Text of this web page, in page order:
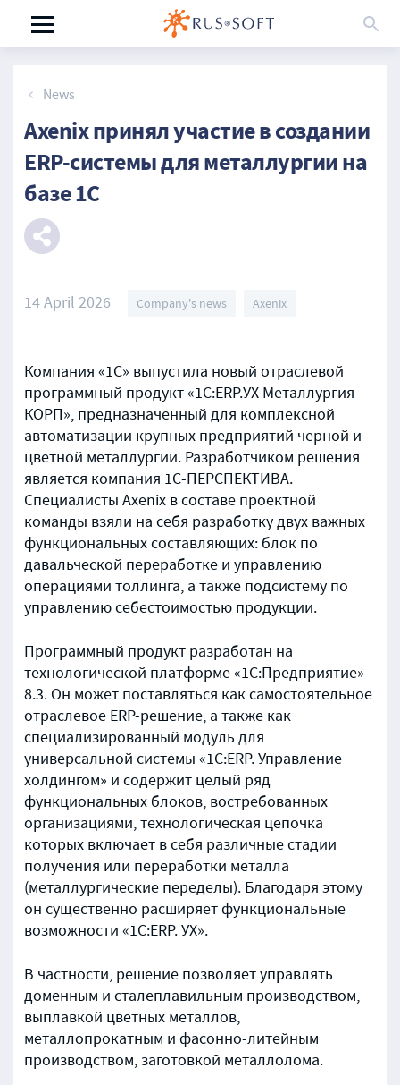
News
Axenix принял участие в создании
ERP-системы для металлургии на
базе 1С
14 April 2026 Company's news Axenix
Компания «1С» выпустила новый отраслевой
программный продукт «1С:ERP.УХ Металлургия
КОРП», предназначенный для комплексной
автоматизации крупных предприятий черной и
цветной металлургии. Разработчиком решения
является компания 1С-ПЕРСПЕКТИВА.
Специалисты Axenix в составе проектной
команды взяли на себя разработку двух важных
функциональных составляющих: блок по
давальческой переработке и управлению
операциями толлинга, а также подсистему по
управлению себестоимостью продукции.
Программный продукт разработан на
технологической платформе «1С:Предприятие»
8.3. Он может поставляться как самостоятельное
отраслевое ERP-решение, а также как
специализированный модуль для
универсальной системы «1С:ERP. Управление
холдингом» и содержит целый ряд
функциональных блоков, востребованных
организациями, технологическая цепочка
которых включает в себя различные стадии
получения или переработки металла
(металлургические переделы). Благодаря этому
он существенно расширяет функциональные
возможности «1С:ERP. УХ».
В частности, решение позволяет управлять
доменным и сталеплавильным производством,
выплавкой цветных металлов,
металлопрокатным и фасонно-литейным
производством, заготовкой металлолома.